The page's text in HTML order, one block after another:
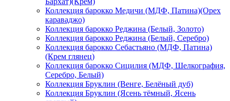
Коллекция барокко Медичи (МДФ, Патина)(Орех
караваджо)
Коллекция барокко Реджина (Белый, Золото)
Коллекция барокко Реджина (Белый, Серебро)
Коллекция барокко Себастьяно (МДФ, Патина)
(Крем глянец)
Коллекция барокко Сицилия (МДФ, Шелкография,
Серебро, Белый)
Коллекция Бруклин (Венге, Белёный дуб)
Коллекция Бруклин (Ясень тёмный, Ясень